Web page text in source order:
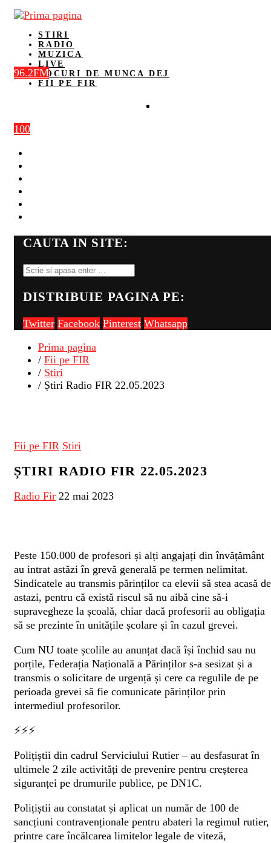
STIRI
RADIO
MUZICA
LIVE
LOCURI DE MUNCA DEJ
FII PE FIR
100
96.2FM
CAUTA IN SITE:
DISTRIBUIE PAGINA PE:
Twitter Facebook Pinterest Whatsapp
Prima pagina
/ Fii pe FIR
/ Stiri
/ Știri Radio FIR 22.05.2023
Fii pe FIR Stiri
ȘTIRI RADIO FIR 22.05.2023
Radio Fir 22 mai 2023
Peste 150.000 de profesori și alți angajați din învățământ
au intrat astăzi în grevă generală pe termen nelimitat.
Sindicatele au transmis părinților ca elevii să stea acasă de
astazi, pentru că există riscul să nu aibă cine să-i
supravegheze la școală, chiar dacă profesorii au obligația
să se prezinte în unitățile școlare și în cazul grevei.
Cum NU toate școlile au anunțat dacă își închid sau nu
porțile, Federația Națională a Părinților s-a sesizat și a
transmis o solicitare de urgență și cere ca regulile de pe
perioada grevei să fie comunicate părinților prin
intermediul profesorilor.
⚡️⚡️⚡️
Polițiștii din cadrul Serviciului Rutier – au desfasurat în
ultimele 2 zile activități de prevenire pentru creșterea
siguranței pe drumurile publice, pe DN1C.
Polițiștii au constatat și aplicat un număr de 100 de
sancțiuni contravenționale pentru abateri la regimul rutier,
printre care încălcarea limitelor legale de viteză,